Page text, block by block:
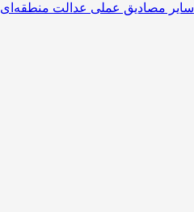
سایر مصادیق عملی عدالت منطقه‌ای